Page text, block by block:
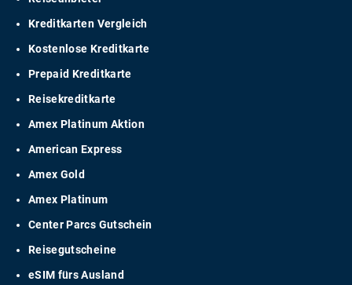
Kreditkarten Vergleich
Kostenlose Kreditkarte
Prepaid Kreditkarte
Reisekreditkarte
Amex Platinum Aktion
American Express
Amex Gold
Amex Platinum
Center Parcs Gutschein
Reisegutscheine
eSIM fürs Ausland